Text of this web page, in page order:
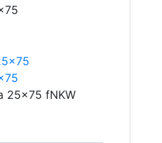
25x75 fNKW